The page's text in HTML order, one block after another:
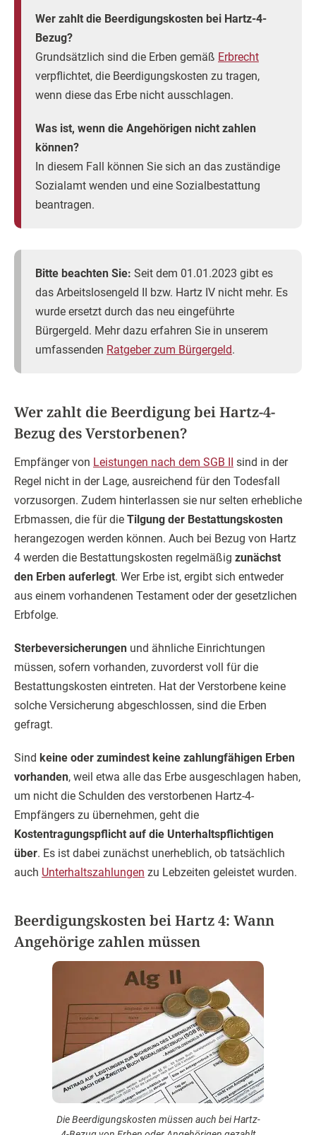
Wer zahlt die Beerdigungskosten bei Hartz-4-
Bezug?
Grundsätzlich sind die Erben gemäß Erbrecht
verpflichtet, die Beerdigungskosten zu tragen,
wenn diese das Erbe nicht ausschlagen.
Was ist, wenn die Angehörigen nicht zahlen
können?
In diesem Fall können Sie sich an das zuständige
Sozialamt wenden und eine Sozialbestattung
beantragen.
Bitte beachten Sie: Seit dem 01.01.2023 gibt es
das Arbeitslosengeld II bzw. Hartz IV nicht mehr. Es
wurde ersetzt durch das neu eingeführte
Bürgergeld. Mehr dazu erfahren Sie in unserem
umfassenden Ratgeber zum Bürgergeld.
Wer zahlt die Beerdigung bei Hartz-4-
Bezug des Verstorbenen?
Empfänger von Leistungen nach dem SGB II sind in der
Regel nicht in der Lage, ausreichend für den Todesfall
vorzusorgen. Zudem hinterlassen sie nur selten erhebliche
Erbmassen, die für die Tilgung der Bestattungskosten
herangezogen werden können. Auch bei Bezug von Hartz
4 werden die Bestattungskosten regelmäßig zunächst
den Erben auferlegt. Wer Erbe ist, ergibt sich entweder
aus einem vorhandenen Testament oder der gesetzlichen
Erbfolge.
Sterbeversicherungen und ähnliche Einrichtungen
müssen, sofern vorhanden, zuvorderst voll für die
Bestattungskosten eintreten. Hat der Verstorbene keine
solche Versicherung abgeschlossen, sind die Erben
gefragt.
Sind keine oder zumindest keine zahlungfähigen Erben
vorhanden, weil etwa alle das Erbe ausgeschlagen haben,
um nicht die Schulden des verstorbenen Hartz-4-
Empfängers zu übernehmen, geht die
Kostentragungspflicht auf die Unterhaltspflichtigen
über. Es ist dabei zunächst unerheblich, ob tatsächlich
auch Unterhaltszahlungen zu Lebzeiten geleistet wurden.
Beerdigungskosten bei Hartz 4: Wann
Angehörige zahlen müssen
Die Beerdigungskosten müssen auch bei Hartz-